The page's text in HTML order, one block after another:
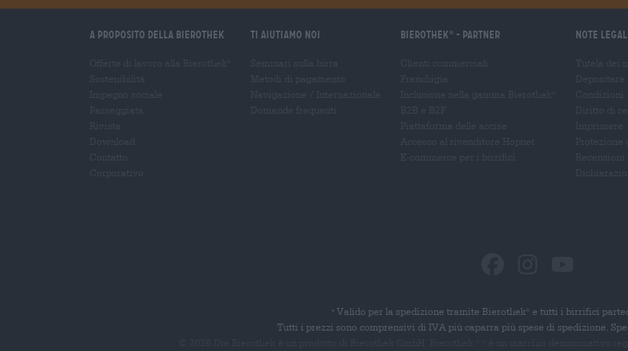
A proposito della Bierothek Ti aiutiamo noi Bierothek - Partner Note
* Valido per la spedizione tramite Bierothek
e tutti i birrifici
Tutti i prezzi sono comprensivi di IVA più caparra più spese di spedizione.
marchio denominativo